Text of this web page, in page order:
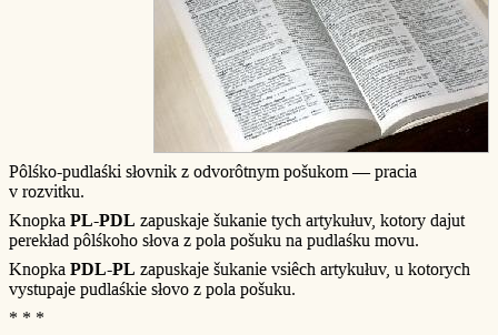
Pôlśko-pudlaśki słovnik z odvorôtnym pošukom — pracia
v rozvitku.
Knopka PL-PDL zapuskaje šukanie tych artykułuv, kotory dajut
perekład pôlśkoho słova z pola pošuku na pudlaśku movu.
Knopka PDL-PL zapuskaje šukanie vsiêch artykułuv, u kotorych
vystupaje pudlaśkie słovo z pola pošuku.
* * *